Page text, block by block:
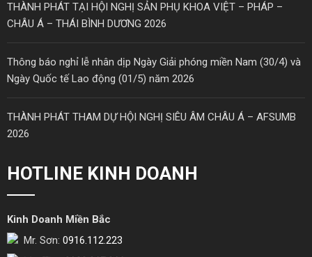
THÀNH PHÁT TẠI HỘI NGHỊ SẢN PHỤ KHOA VIỆT – PHÁP –
CHÂU Á – THÁI BÌNH DƯƠNG 2026
Thông báo nghỉ lễ nhân dịp Ngày Giải phóng miền Nam (30/4) và
Ngày Quốc tế Lao động (01/5) năm 2026
THÀNH PHÁT THAM DỰ HỘI NGHỊ SIÊU ÂM CHÂU Á – AFSUMB
2026
HOTLINE KINH DOANH
Kinh Doanh Miền Bắc
Mr. Sơn: 0916.112.223